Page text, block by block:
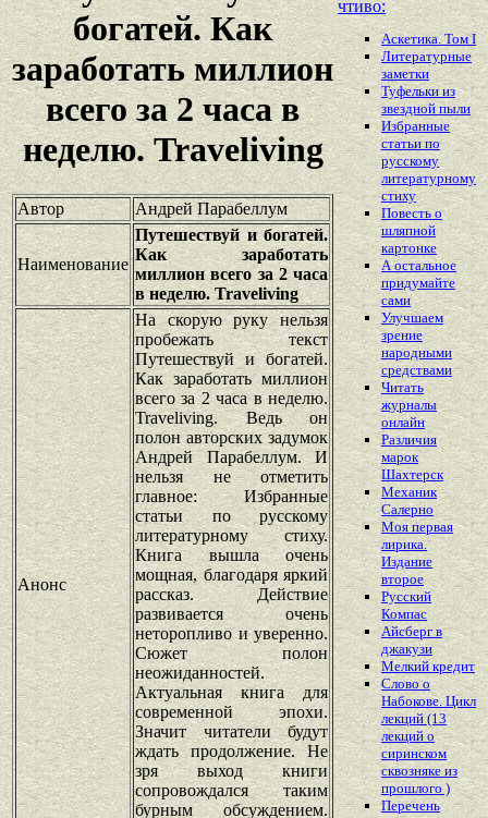
богатей. Как
заработать миллион
всего за 2 часа в
неделю. Traveliving
Автор Андрей Парабеллум
Наименование
Путешествуй и богатей.
Как заработать
миллион всего за 2 часа
в неделю. Traveliving
Анонс
На скорую руку нельзя
пробежать текст
Путешествуй и богатей.
Как заработать миллион
всего за 2 часа в неделю.
Traveliving. Ведь он
полон авторских задумок
Андрей Парабеллум. И
нельзя не отметить
главное: Избранные
статьи по русскому
литературному стиху.
Книга вышла очень
мощная, благодаря яркий
рассказ. Действие
развивается очень
неторопливо и уверенно.
Сюжет полон
неожиданностей.
Актуальная книга для
современной эпохи.
Значит читатели будут
ждать продолжение. Не
зря выход книги
сопровождался таким
бурным обсуждением.
чтиво:
Аскетика. Том I
Литературные
заметки
Туфельки из
звездной пыли
Избранные
статьи по
русскому
литературному
стиху
Повесть о
шляпной
картонке
А остальное
придумайте
сами
Улучшаем
зрение
народными
средствами
Читать
журналы
онлайн
Различия
марок
Шахтерск
Механик
Салерно
Моя первая
лирика.
Издание
второе
Русский
Компас
Айсберг в
джакузи
Мелкий кредит
Слово о
Набокове. Цикл
лекций (13
лекций о
сиринском
сквозняке из
прошлого )
Перечень